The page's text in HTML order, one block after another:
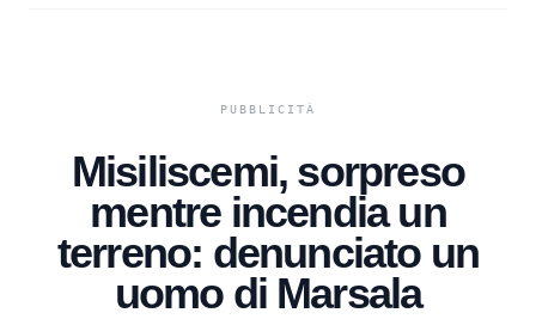
Misiliscemi, sorpreso
mentre incendia un
terreno: denunciato un
uomo di Marsala